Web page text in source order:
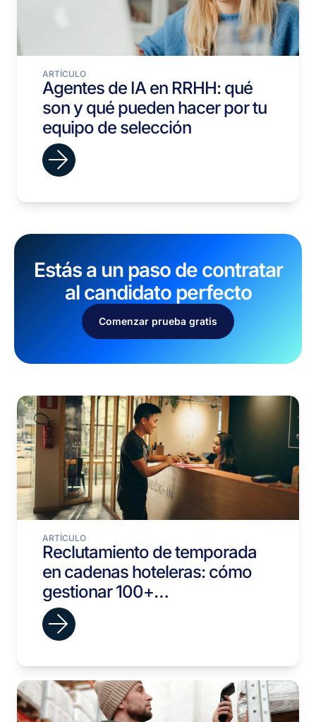
ARTÍCULO
Agentes de IA en RRHH: qué
son y qué pueden hacer por tu
equipo de selección
Estás a un paso de contratar
al candidato perfecto
Comenzar prueba gratis
ARTÍCULO
Reclutamiento de temporada
en cadenas hoteleras: cómo
gestionar 100+
incorporaciones antes del
verano